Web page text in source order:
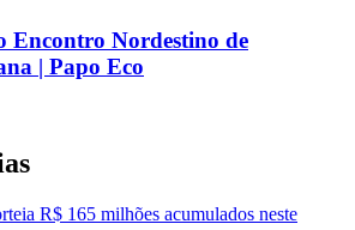
Encontro Nordestino de
| Papo Eco